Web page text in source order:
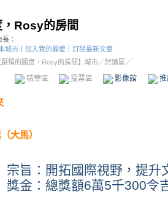
Rosy的房間
長：
城市 加入我的最愛
訂閱最新文章
厭煩的國度，Rosy的房間】城市／討論區／
精華區 投票區 影像館
大馬）
宗旨：開拓國際視野，提升
獎金：總獎額6萬5千300令